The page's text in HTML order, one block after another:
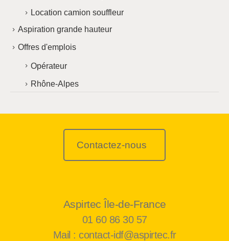
Location camion souffleur
Aspiration grande hauteur
Offres d'emplois
Opérateur
Rhône-Alpes
Contactez-nous
Aspirtec Île-de-France
01 60 86 30 57
Mail : contact-idf@aspirtec.fr